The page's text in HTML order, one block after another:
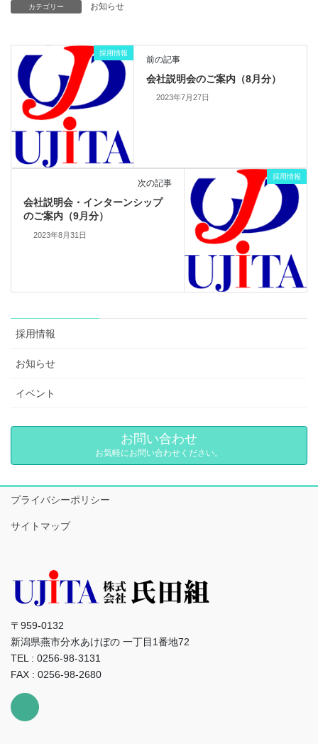
カテゴリー お知らせ
採用情報
前の記事
会社説明会のご案内（8月分）
2023年7月27日
採用情報
次の記事
会社説明会・インターンシップ
のご案内（9月分）
2023年8月31日
採用情報
お知らせ
イベント
お問い合わせ
お気軽にお問い合わせください。
プライバシーポリシー
サイトマップ
〒959-0132
新潟県燕市分水あけぼの 一丁目1番地72
TEL : 0256-98-3131
FAX : 0256-98-2680